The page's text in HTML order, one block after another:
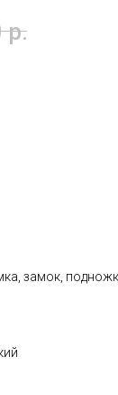
р.
замок,